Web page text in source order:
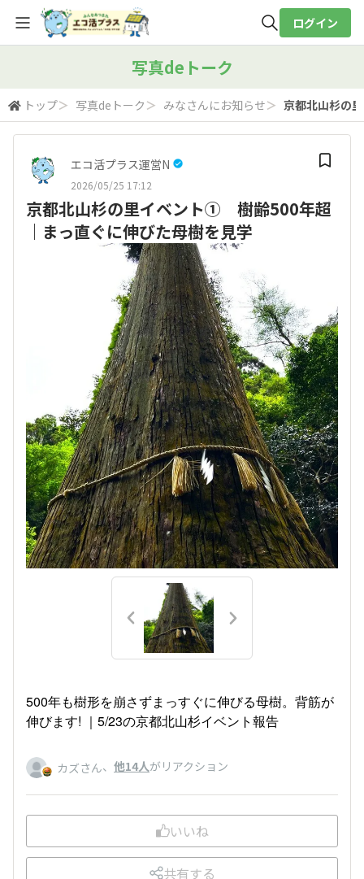
検索
ログイン
写真deトーク
トップ＞ 写真deトーク ＞ みなさんにお知らせ＞ 京都北山杉の
エコ活プラス運営N
2026/05/25 17:12
京都北山杉の里イベント① 樹齢500年超
｜まっ直ぐに伸びた母樹を見学
500年も樹形を崩さずまっすぐに伸びる母樹。背筋が
伸びます! ｜5/23の京都北山杉イベント報告
カズさん、 他14人がリアクション
いいね
共有する